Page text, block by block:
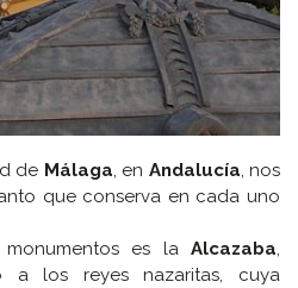
de Málaga, en Andalucía, nos
que conserva en cada uno
es la Alcazaba,
a los reyes nazaritas, cuya